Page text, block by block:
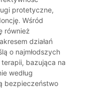
protetyczne,
Wśród
również
działań
o najmłodszych
bazująca na
według
bezpieczeństwo